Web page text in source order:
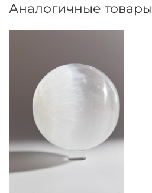
Аналогичные товары